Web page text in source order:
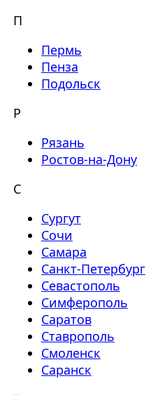
П
Пермь
Пенза
Подольск
Р
Рязань
Ростов-на-Дону
С
Сургут
Сочи
Самара
Санкт-Петербург
Севастополь
Симферополь
Саратов
Ставрополь
Смоленск
Саранск